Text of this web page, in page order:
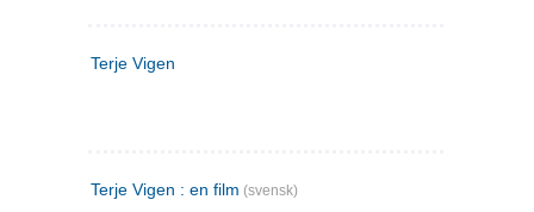
Terje Vigen
Terje Vigen : en film (svensk)